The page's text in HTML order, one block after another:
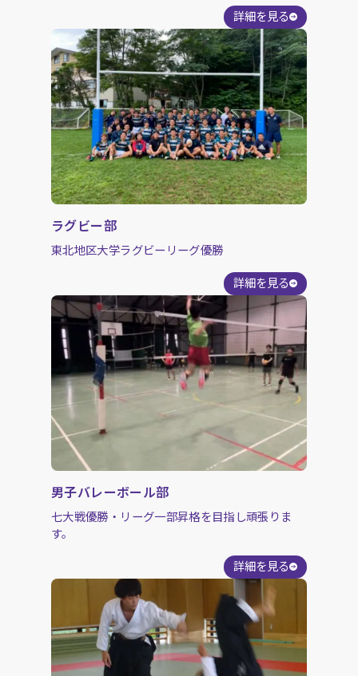
詳細を見る
ラグビー部
東北地区大学ラグビーリーグ優勝
詳細を見る
男子バレーボール部
七大戦優勝・リーグ一部昇格を目指し頑張りま
す。
詳細を見る